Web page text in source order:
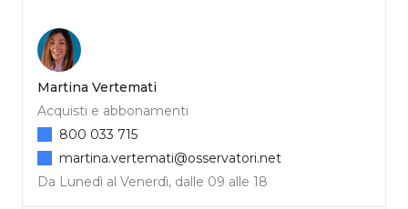
Martina Vertemati
Acquisti e abbonamenti
Da Lunedì al Venerdì, dalle 09 alle 18
800 033 715
martina.vertemati@osservatori.net